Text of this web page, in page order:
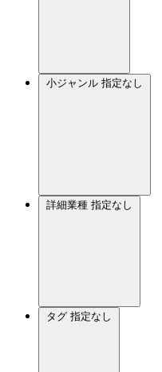
小ジャンル 指定なし
詳細業種 指定なし
タグ 指定なし